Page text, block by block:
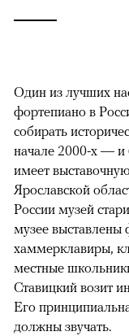
Один из лучших
фортепиано в
собирать
начале 2000-х — и
имеет
Ярославской
России музей
музее выставлены
хаммерклавиры,
местные
Ставицкий возит
Его
должны звучать.